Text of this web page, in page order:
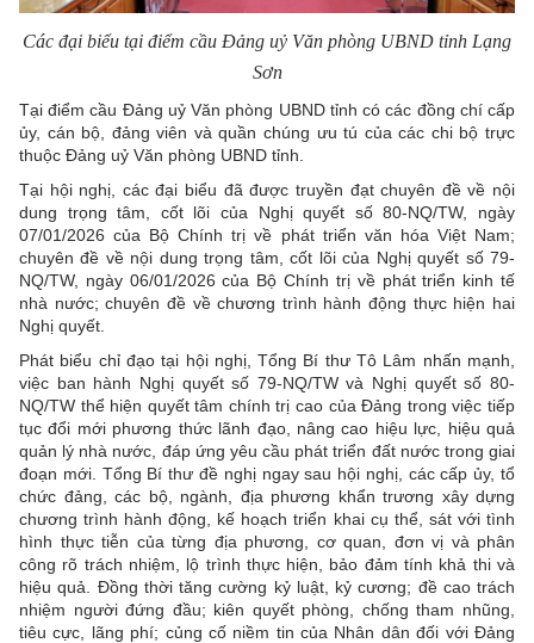
Các đại biểu tại điểm cầu Đảng uỷ Văn phòng UBND tỉnh Lạng
Sơn
Tại điểm cầu Đảng uỷ Văn phòng UBND tỉnh có các đồng chí cấp
ủy, cán bộ, đảng viên và quần chúng ưu tú của các chi bộ trực
thuộc Đảng uỷ Văn phòng UBND tỉnh.
Tại hội nghị, các đại biểu đã được truyền đạt chuyên đề về nội
dung trọng tâm, cốt lõi của Nghị quyết số 80-NQ/TW, ngày
07/01/2026 của Bộ Chính trị về phát triển văn hóa Việt Nam;
chuyên đề về nội dung trọng tâm, cốt lõi của Nghị quyết số 79-
NQ/TW, ngày 06/01/2026 của Bộ Chính trị về phát triển kinh tế
nhà nước; chuyên đề về chương trình hành động thực hiện hai
Nghị quyết.
Phát biểu chỉ đạo tại hội nghị, Tổng Bí thư Tô Lâm nhấn mạnh,
việc ban hành Nghị quyết số 79-NQ/TW và Nghị quyết số 80-
NQ/TW thể hiện quyết tâm chính trị cao của Đảng trong việc tiếp
tục đổi mới phương thức lãnh đạo, nâng cao hiệu lực, hiệu quả
quản lý nhà nước, đáp ứng yêu cầu phát triển đất nước trong giai
đoạn mới. Tổng Bí thư đề nghị ngay sau hội nghị, các cấp ủy, tổ
chức đảng, các bộ, ngành, địa phương khẩn trương xây dựng
chương trình hành động, kế hoạch triển khai cụ thể, sát với tình
hình thực tiễn của từng địa phương, cơ quan, đơn vị và phân
công rõ trách nhiệm, lộ trình thực hiện, bảo đảm tính khả thi và
hiệu quả. Đồng thời tăng cường kỷ luật, kỷ cương; đề cao trách
nhiệm người đứng đầu; kiên quyết phòng, chống tham nhũng,
tiêu cực, lãng phí; củng cố niềm tin của Nhân dân đối với Đảng